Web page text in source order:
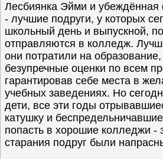
Лесбиянка Эйми и
- лучшие подруги, у которых
школьный день и выпускной,
отправляются в колледж.
они потратили на
безупречные оценки по всем
гарантировав себе места в
учебных заведениях. Но
дети, все эти годы
катушку и
попасть в хорошие колледжи -
старания подруг были